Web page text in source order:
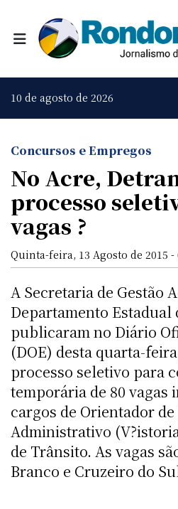
10 de agosto de 2026
Concursos e Empregos
No Acre,
processo
vagas ?
Quinta-feira, 13 Agosto de 2015 -
A Secretaria de Gestão
Departamento Estadual
publicaram no Diário
(DOE) desta quarta-
processo seletivo para
temporária de 80 vagas
cargos de Orientador
Administrativo
de Trânsito. As vagas
Branco e Cruzeiro do